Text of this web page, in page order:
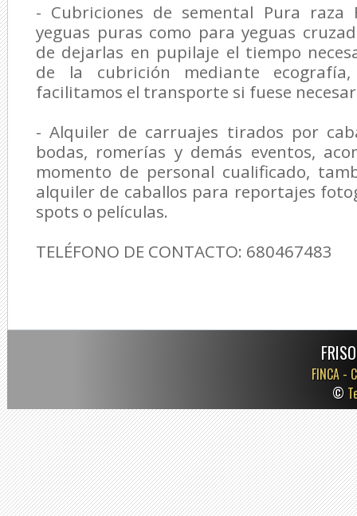
- Cubriciones de semental Pura
yeguas puras como para yeguas
de dejarlas en pupilaje el tiempo
de la cubrición mediante ecografía,
facilitamos el transporte si fuese
- Alquiler de carruajes tirados por
bodas, romerías y demás eventos,
momento de personal cualificado,
alquiler de caballos para reportajes
spots o películas.
TELÉFONO DE CONTACTO: 680467483
FINCA -
©